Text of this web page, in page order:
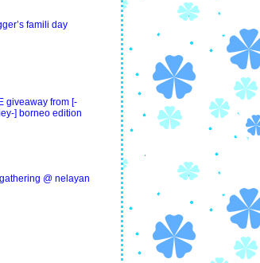
famili day
giveaway from [-
] borneo edition
@ nelayan